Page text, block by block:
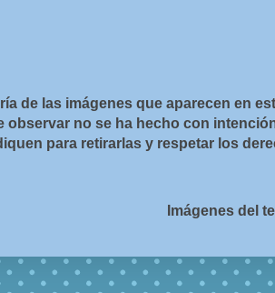
de las imágenes que aparecen en
observar no se ha hecho con
para retirarlas y respetar los
Imágenes del